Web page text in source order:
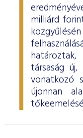
milliárd
társaság
vonatkozó
újonnan